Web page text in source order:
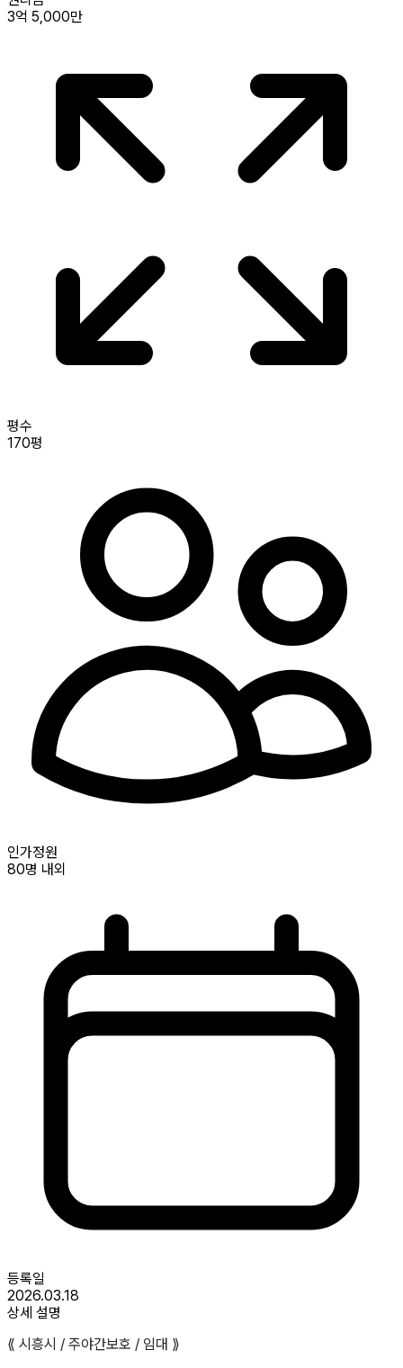
3억 5,000만
평수
170평
인가정원
80명 내외
등록일
2026.03.18
상세 설명
⟪ 시흥시 / 주야간보호 / 임대 ⟫